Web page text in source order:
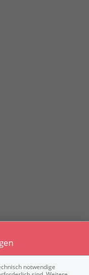
notwendige